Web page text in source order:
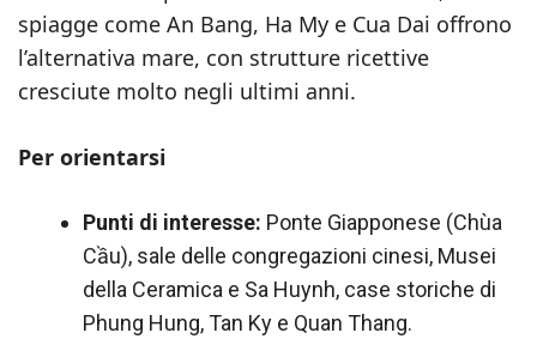
spiagge come An Bang, Ha My e Cua Dai offrono
l’alternativa mare, con strutture ricettive
cresciute molto negli ultimi anni.
Per orientarsi
Punti di interesse: Ponte Giapponese (Chùa
Cầu), sale delle congregazioni cinesi, Musei
della Ceramica e Sa Huynh, case storiche di
Phung Hung, Tan Ky e Quan Thang.